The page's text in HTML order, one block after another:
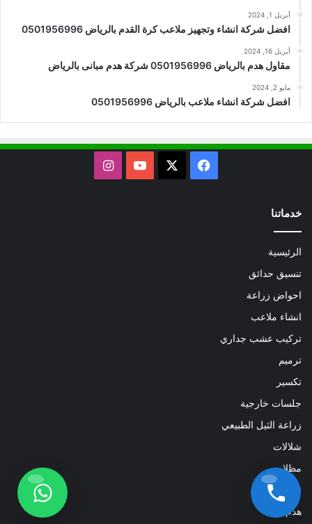
أبريل 1, 2024
افضل شركة انشاء وتجهيز ملاعب كرة القدم بالرياض 0501956996
أبريل 16, 2024
مقاول هدم بالرياض 0501956996 شركة هدم مبانى بالرياض
مايو 2, 2024
افضل شركة انشاء ملاعب بالرياض 0501956996
فيسبوك يوتيوبانستقرام
خدماتنا
الرئيسية
تنسيق حدائق
احواض زراعة
انشاء ملاعب
تركيب عشب جداري
ترميم
تكسير
جلسات خارجية
زراعة الثيل الطبيعي
شلالات
مظلات
نوافير
هدم